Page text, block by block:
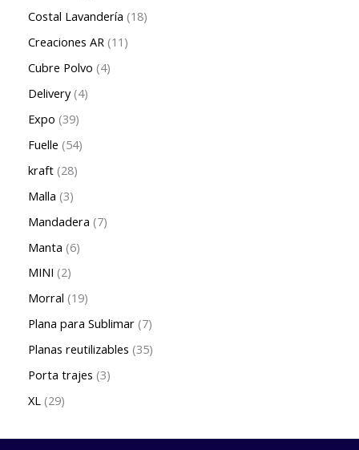
Costal Lavandería 18
Creaciones AR 11
Cubre Polvo 4
Delivery 4
Expo 39
Fuelle 54
kraft 28
Malla 3
Mandadera 7
Manta 6
MINI 2
Morral 19
Plana para Sublimar 7
Planas reutilizables 35
Porta trajes 3
XL 29